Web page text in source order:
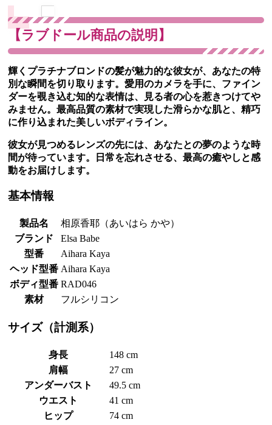
【ラブドール商品の説明】
輝くプラチナブロンドの髪が魅力的な彼女が、あなたの特
別な瞬間を切り取ります。愛用のカメラを手に、ファイン
ダーを覗き込む知的な表情は、見る者の心を惹きつけてや
みません。最高品質の素材で実現した滑らかな肌と、精巧
に作り込まれた美しいボディライン。
彼女が見つめるレンズの先には、あなたとの夢のような時
間が待っています。日常を忘れさせる、最高の癒やしと感
動をお届けします。
基本情報
製品名
相原香耶（あいはら かや）
ブランド
Elsa Babe
型番
Aihara Kaya
ヘッド型番 Aihara Kaya
ボディ型番 RAD046
素材
フルシリコン
サイズ（計測系）
身長
148 cm
肩幅
27 cm
アンダーバスト
49.5 cm
ウエスト
41 cm
ヒップ
74 cm